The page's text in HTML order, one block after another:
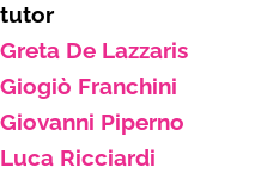
tutor
Greta De Lazzaris
Giogiò Franchini
Giovanni Piperno
Luca Ricciardi